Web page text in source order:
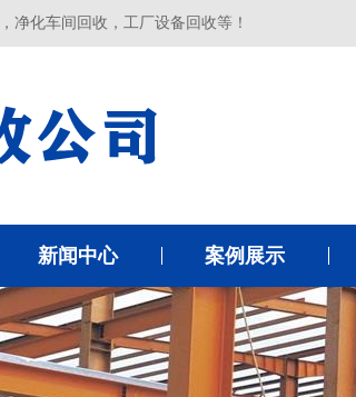
净化车间回收，工厂设备回收等！
新闻中心 案例展示